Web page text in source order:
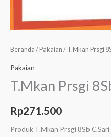
Beranda / Pakaian / T.Mkan Prsgi
Pakaian
T.Mkan Prsgi
Rp271.500
Produk T.Mkan Prsgi 8Sb